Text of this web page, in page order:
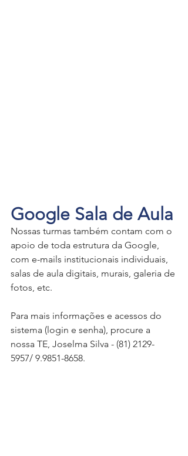
Google Sala de Aula
Nossas turmas também contam com o
apoio de toda estrutura da Google,
com e-mails institucionais individuais,
salas de aula digitais, murais, galeria de
fotos, etc.
Para mais informações e acessos do
sistema (login e senha), procure a
nossa TE, Joselma Silva - (81) 2129-
5957/ 9.9851-8658.